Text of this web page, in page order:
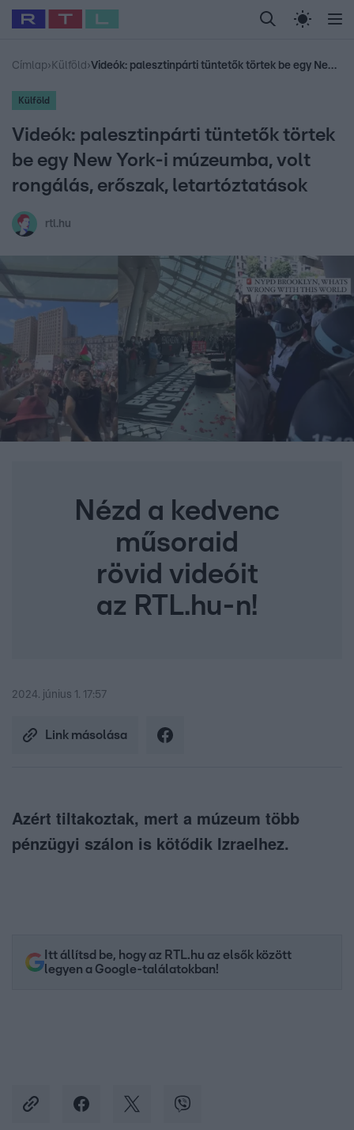
Legfrissebb RTL Híradó Randi Celeb vagyok,
Babits Marcella Most Wanted Gallusz
Címlap› Külföld › Videók: palesztinpárti tüntetők törtek be egy New York-i múzeumba, volt rongálás, erőszak, letartóztatások
Külföld
Videók: palesztinpárti tüntetők törtek
be egy New York-i múzeumba, volt
rongálás, erőszak, letartóztatások
rtl.hu
Nézd a kedvenc
műsoraid
rövid videóit
az RTL.hu-n!
2024. június 1. 17:57
Link másolása
Azért tiltakoztak, mert a múzeum több
pénzügyi szálon is kötődik Izraelhez.
Itt állítsd be, hogy az RTL.hu az elsők között
legyen a Google-találatokban!